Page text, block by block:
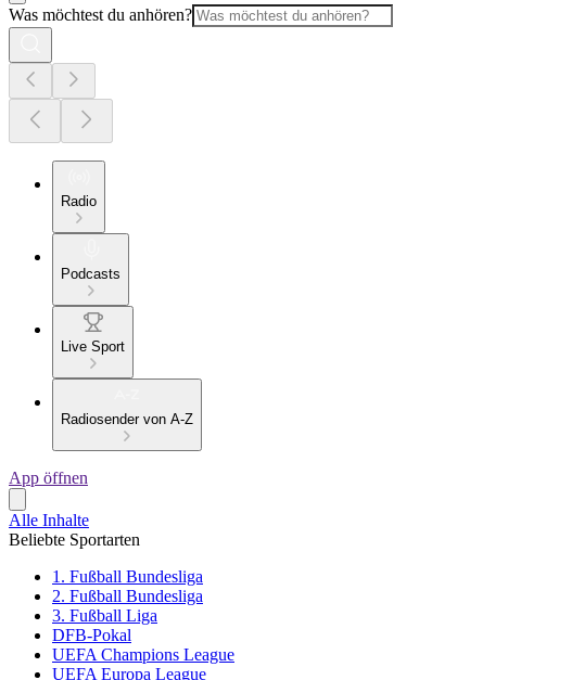
Was möchtest du anhören?
Radio
Podcasts
Live Sport
Radiosender von A-Z
App öffnen
Alle Inhalte
Beliebte Sportarten
1. Fußball Bundesliga
2. Fußball Bundesliga
3. Fußball Liga
DFB-Pokal
UEFA Champions League
UEFA Europa League